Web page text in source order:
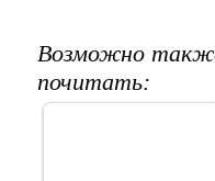
Возможно
почитать: